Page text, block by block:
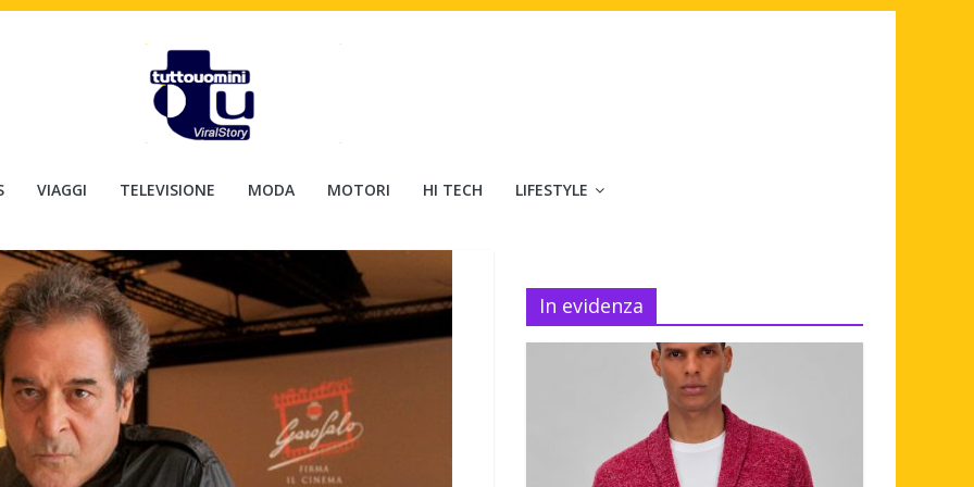
VIAGGI TELEVISIONE MODA MOTORI HI TECH LIFESTYLE
In evidenza